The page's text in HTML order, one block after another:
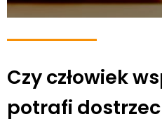
Czy człowiek
potrafi